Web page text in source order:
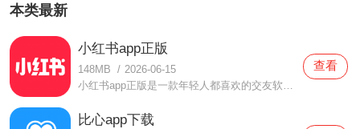
本类最新
小红书app正版
148MB / 2026-06-15
小红书app正版是一款年轻人都喜欢的交友软件，在这款小红书app正版中每天都会有很多的小伙伴们分享自己的生活，大家也可以通过这里面发现很多不一样有趣的体验，同时还提供了非常实用的购物，很多美妆产品都有提供，大家都可以根据自己的来进行选择的哦，如果你认为这款小红
查看
比心app下载